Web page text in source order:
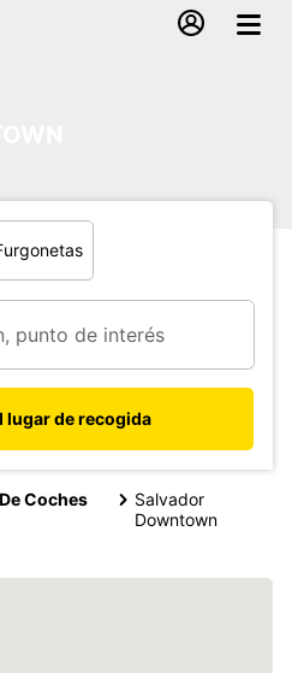
lugar de recogida
Coches
Salvador
Downtown